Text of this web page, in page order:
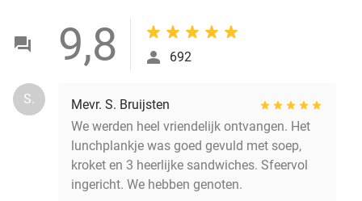
9,8 692
S.
Mevr. S. Bruijsten
We werden heel vriendelijk ontvangen. Het
lunchplankje was goed gevuld met soep,
kroket en 3 heerlijke sandwiches. Sfeervol
ingericht. We hebben genoten.